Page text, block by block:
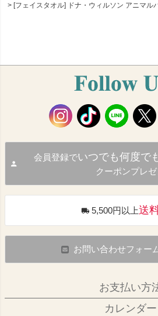
[フェイスタオル] ドナ・ウィルソン アニマル
会員登録でいつでも何度で
クーポンプレゼ
5,500円以上送
お問い合わせフォー
お支払い方
カレンダー